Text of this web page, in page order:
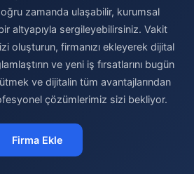
zamanda ulaşabilir, kurumsal
altyapıyla sergileyebilirsiniz. Vakit
oluşturun, firmanızı ekleyerek dijital
ve yeni iş fırsatlarını bugün
ve dijitalin tüm avantajlarından
çözümlerimiz sizi bekliyor.
Firma Ekle